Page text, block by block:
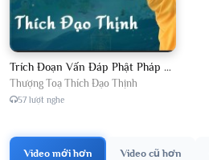
Trích Đoạn Vấn Đáp Phật Pháp 2026
Thượng Toạ Thích Đạo Thịnh
57 lượt nghe
Video mới hơn Video cũ hơn